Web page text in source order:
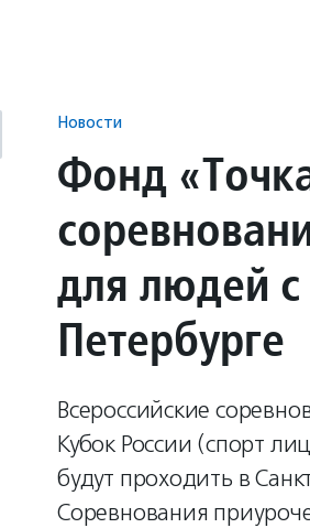
Новости
Фонд
для людей с
Петербурге
Всероссийские
Кубок России (спорт
будут проходить в
Соревнования